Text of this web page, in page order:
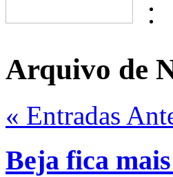
Arquivo de
« Entradas
Beja fica